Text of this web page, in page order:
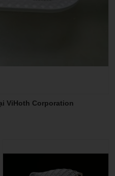
ViHoth Corporation